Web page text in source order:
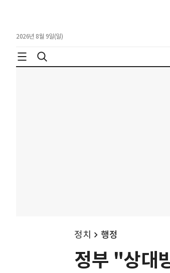
2026년 8월 9일(일)
정치 행정
정부 "상대